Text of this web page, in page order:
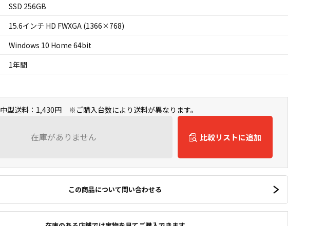
SSD 256GB
15.6インチ HD FWXGA (1366×768)
Windows 10 Home 64bit
1年間
中型送料：1,430円 ※ご購入台数により送料が異なります。
在庫がありません 比較リストに追加
この商品について問い合わせる